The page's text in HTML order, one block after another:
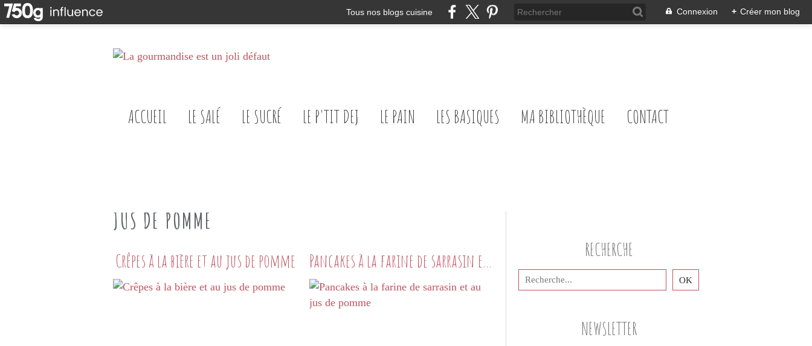
Tous nos blogs cuisine Connexion + Créer mon blog
ACCUEIL LE SALÉ LE SUCRÉ LE P'TIT DEJ LE PAIN LES BASIQUES MA BIBLIOTHÈQUE CONTACT
JUS DE POMME
Crêpes à la bière et au jus de pomme
CRÊPES
Pancakes à la farine de sarrasin et au jus de pomme
PETITES DOUCEURS SUCRÉES
FARINE DE SARRASIN
NEWSLETTER
RECHERCHE